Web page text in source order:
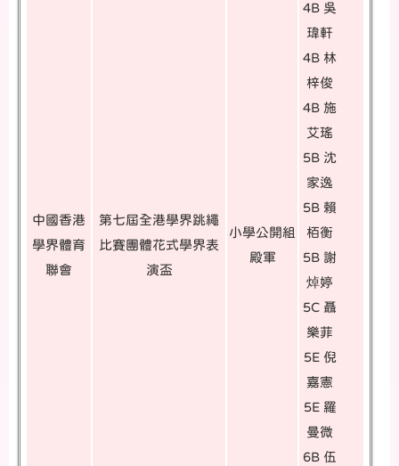
中國香港
學界體育
聯會
第七屆全港學界跳繩
比賽團體花式學界表
演盃
小學公開組
殿軍
4B 吳
瑋軒
4B 林
梓俊
4B 施
艾瑤
5B 沈
家逸
5B 賴
栢衡
5B 謝
焯婷
5C 聶
樂菲
5E 倪
嘉憲
5E 羅
曼微
6B 伍